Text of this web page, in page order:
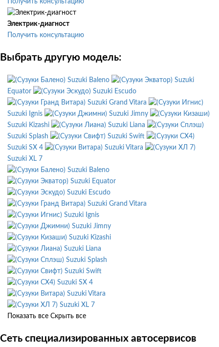
Получить консультацию
Электрик-диагност
Получить консультацию
Выбрать другую модель:
Suzuki Baleno
Suzuki
Equator
Suzuki Escudo
Suzuki Grand Vitara
Suzuki Ignis
Suzuki Jimny
Suzuki Kizashi
Suzuki Liana
Suzuki Splash
Suzuki Swift
Suzuki SX 4
Suzuki Vitara
Suzuki XL 7
Suzuki Baleno
Suzuki Equator
Suzuki Escudo
Suzuki Grand Vitara
Suzuki Ignis
Suzuki Jimny
Suzuki Kizashi
Suzuki Liana
Suzuki Splash
Suzuki Swift
Suzuki SX 4
Suzuki Vitara
Suzuki XL 7
Показать все Скрыть все
Сеть специализированных автосервисов